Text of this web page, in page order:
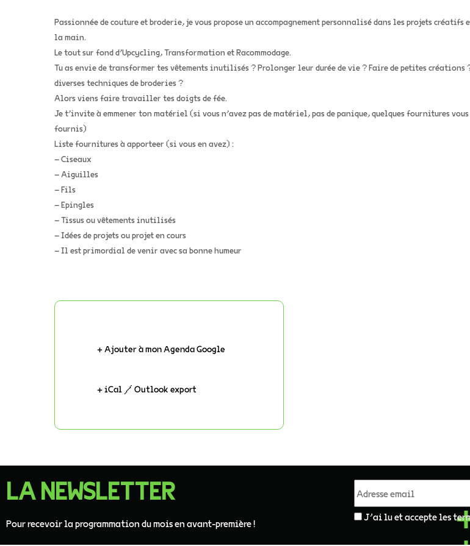
Passionnée de couture et broderie, je vous propose un accompagnement personnalisé dans les projets créatifs
la main.
Le tout sur fond d’Upcycling, Transformation et Racommodage.
Tu as envie de transformer tes vêtements inutilisés ? Prolonger leur durée de vie ? Faire de petites créations
diverses techniques de broderies ?
Alors viens faire travailler tes doigts de fée.
Je t’invite à emmener ton matériel (si vous n’avez pas de matériel, pas de panique, quelques fournitures
fournis)
Liste fournitures à apporteer (si vous en avez) :
– Ciseaux
– Aiguilles
– Fils
– Epingles
– Tissus ou vêtements inutilisés
– Idées de projets ou projet en cours
– Il est primordial de venir avec sa bonne humeur
+ Ajouter à mon Agenda Google
+ iCal / Outlook export
LA NEWSLETTER
Pour recevoir la programmation du mois en avant-première !
J'ai lu et accepte les